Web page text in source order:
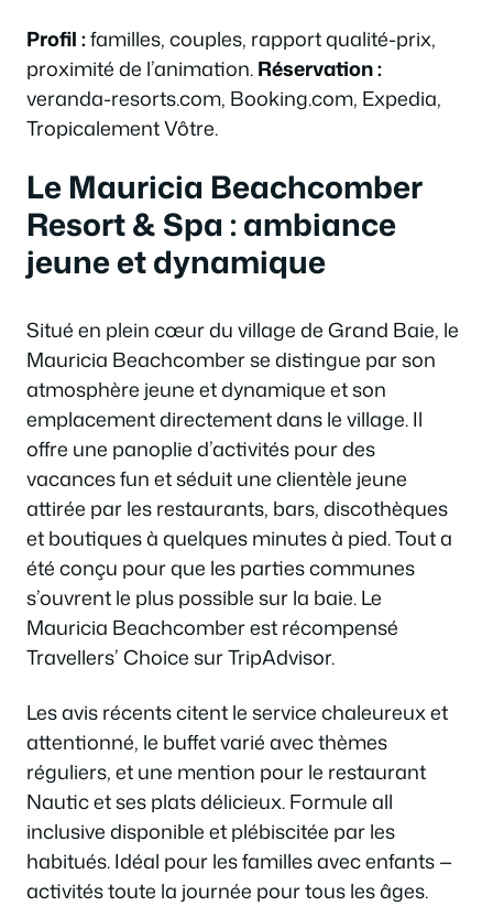
Profil :familles, couples, rapport qualité-prix,
proximité de l’animation.Réservation :
veranda-resorts.com, Booking.com, Expedia,
Tropicalement Vôtre.
Le Mauricia Beachcomber
Resort & Spa : ambiance
jeune et dynamique
Situé en plein cœur du village de Grand Baie, le
Mauricia Beachcomber se distingue par son
atmosphère jeune et dynamique et son
emplacement directement dans le village. Il
offre une panoplie d’activités pour des
vacances fun et séduit une clientèle jeune
attirée par les restaurants, bars, discothèques
et boutiques à quelques minutes à pied. Tout a
été conçu pour que les parties communes
s’ouvrent le plus possible sur la baie. Le
Mauricia Beachcomber est récompensé
Travellers’ Choice sur TripAdvisor.
Les avis récents citent le service chaleureux et
attentionné, le buffet varié avec thèmes
réguliers, et une mention pour le restaurant
Nautic et ses plats délicieux. Formule all
inclusive disponible et plébiscitée par les
habitués. Idéal pour les familles avec enfants —
activités toute la journée pour tous les âges.